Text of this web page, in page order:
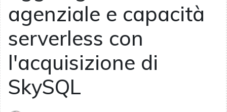
agenziale e capacità
serverless con
l'acquisizione di
SkySQL